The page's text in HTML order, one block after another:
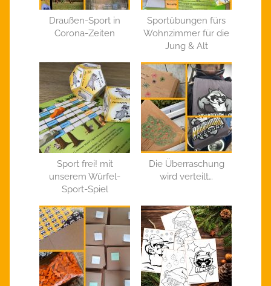
Draußen-Sport in
Corona-Zeiten
Sportübungen fürs
Wohnzimmer für die
Jung & Alt
Sport frei! mit
unserem Würfel-
Sport-Spiel
Die Überraschung
wird verteilt…